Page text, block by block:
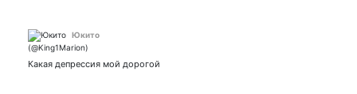
Юкито
Какая депрессия мой дорогой